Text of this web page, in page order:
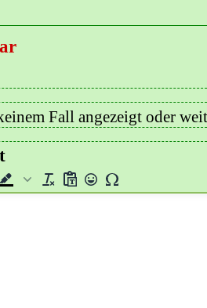
Fall angezeigt oder